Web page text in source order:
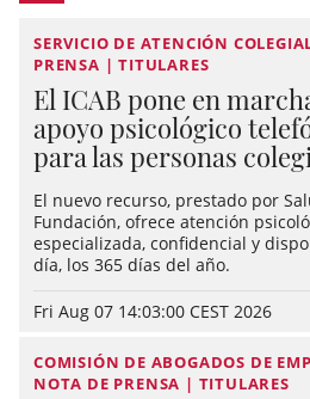
SERVICIO DE ATENCIÓN
PRENSA | TITULARES
El ICAB pone en
apoyo psicológico
para las personas
El nuevo recurso, prestado por
Fundación, ofrece atención
especializada, confidencial y
día, los 365 días del año.
Fri Aug 07 14:03:00 CEST 2026
COMISIÓN DE ABOGADOS DE
NOTA DE PRENSA | TITULARES